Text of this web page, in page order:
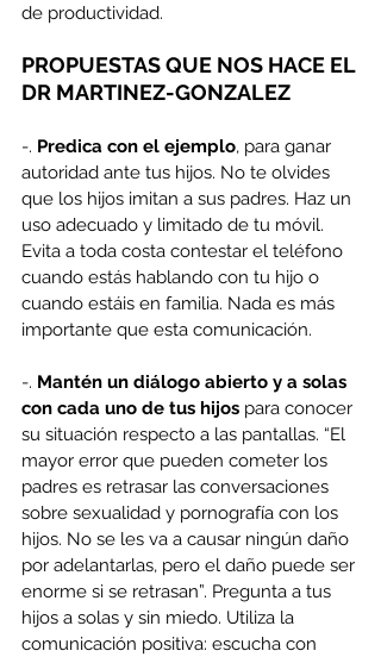
de productividad.
PROPUESTAS QUE NOS HACE EL
DR MARTINEZ-GONZALEZ
-. Predica con el ejemplo, para ganar
autoridad ante tus hijos. No te olvides
que los hijos imitan a sus padres. Haz un
uso adecuado y limitado de tu móvil.
Evita a toda costa contestar el teléfono
cuando estás hablando con tu hijo o
cuando estáis en familia. Nada es más
importante que esta comunicación.
-. Mantén un diálogo abierto y a solas
con cada uno de tus hijos para conocer
su situación respecto a las pantallas. “El
mayor error que pueden cometer los
padres es retrasar las conversaciones
sobre sexualidad y pornografía con los
hijos. No se les va a causar ningún daño
por adelantarlas, pero el daño puede ser
enorme si se retrasan”. Pregunta a tus
hijos a solas y sin miedo. Utiliza la
comunicación positiva: escucha con